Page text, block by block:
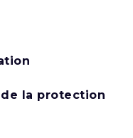
la protection